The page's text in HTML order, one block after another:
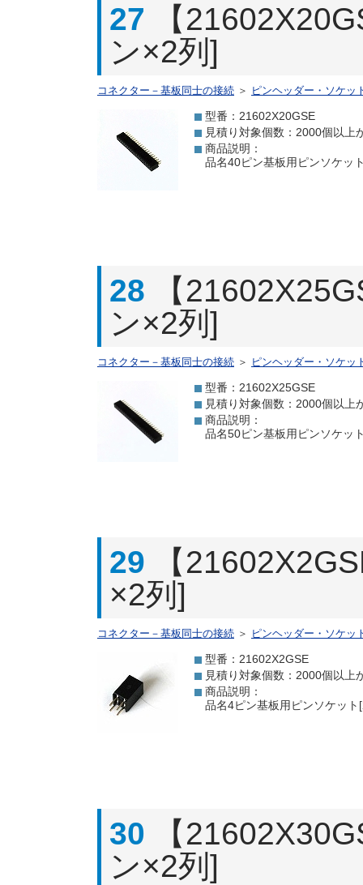
27
【
ン×2列]
コネクター－基板同士の接続 ＞ ピンヘッダー・ソケッ
型番：21602X20GSE
見積り対象個数：2000個以上
商品説明：
品名40ピン基板用ピンソケッ
28
【
ン×2列]
コネクター－基板同士の接続 ＞ ピンヘッダー・ソケッ
型番：21602X25GSE
見積り対象個数：2000個以上
商品説明：
品名50ピン基板用ピンソケッ
29
【
×2列]
コネクター－基板同士の接続 ＞ ピンヘッダー・ソケッ
型番：21602X2GSE
見積り対象個数：2000個以上
商品説明：
品名4ピン基板用ピンソケッ
30
【
ン×2列]